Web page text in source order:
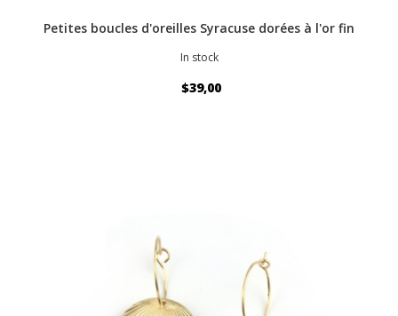
Petites boucles d'oreilles Syracuse dorées à l'or fin
In stock
$39,00